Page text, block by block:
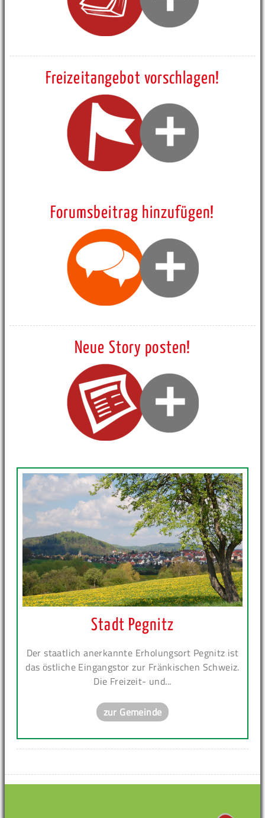
Freizeitangebot vorschlagen!
Forumsbeitrag hinzufügen!
Neue Story posten!
Stadt Pegnitz
Der staatlich anerkannte Erholungsort Pegnitz ist
das östliche Eingangstor zur Fränkischen Schweiz.
Die Freizeit- und...
zur Gemeinde